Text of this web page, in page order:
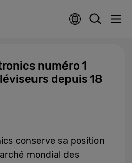
numéro 1
depuis 18
conserve sa position
mondial des